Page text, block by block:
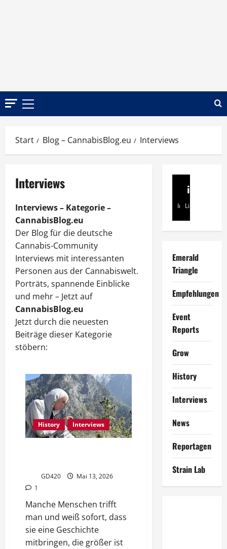
Primäres
Start Blog – CannabisBlog.eu Interviews
Interviews
Interviews – Kategorie –
CannabisBlog.eu
Der Blog für die deutsche
Cannabis-Community
Interviews mit interessanten
Personen aus der Cannabiswelt.
Porträts, spannende Einblicke
und mehr – Jetzt auf
CannabisBlog.eu
Jetzt durch die neuesten
Beiträge dieser Kategorie
stöbern:
History Interviews
GD420
Mai 13, 2026
1
Manche Menschen trifft
man und weiß sofort, dass
sie eine Geschichte
mitbringen, die größer ist
Instagram
Linkedin
Emerald
Triangle
Empfehlungen
Event
Reports
Grow
History
Interviews
News
Reportagen
Strain Lab